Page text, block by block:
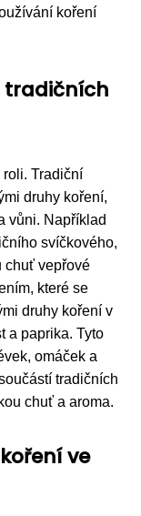
koření
tradičních
Tradiční
druhy koření,
vůni. Například
svíčkového,
chuť vepřové
které se
druhy koření v
a paprika. Tyto
omáček a
tradičních
chuť a aroma.
ve